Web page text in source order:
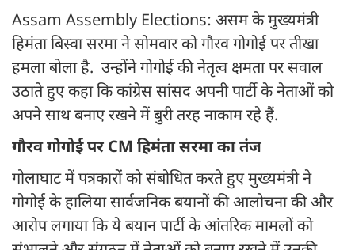
Assam Assembly Elections: असम के मुख्यमंत्री
हिमंता बिस्वा सरमा ने सोमवार को गौरव गोगोई पर तीखा
हमला बोला है. उन्होंने गोगोई की नेतृत्व क्षमता पर सवाल
उठाते हुए कहा कि कांग्रेस सांसद अपनी पार्टी के नेताओं को
अपने साथ बनाए रखने में बुरी तरह नाकाम रहे हैं.
गौरव गोगोई पर CM हिमंता सरमा का तंज
गोलाघाट में पत्रकारों को संबोधित करते हुए मुख्यमंत्री ने
गोगोई के हालिया सार्वजनिक बयानों की आलोचना की और
आरोप लगाया कि ये बयान पार्टी के आंतरिक मामलों को